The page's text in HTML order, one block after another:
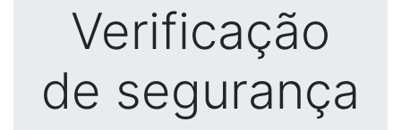
Verificação
de segurança